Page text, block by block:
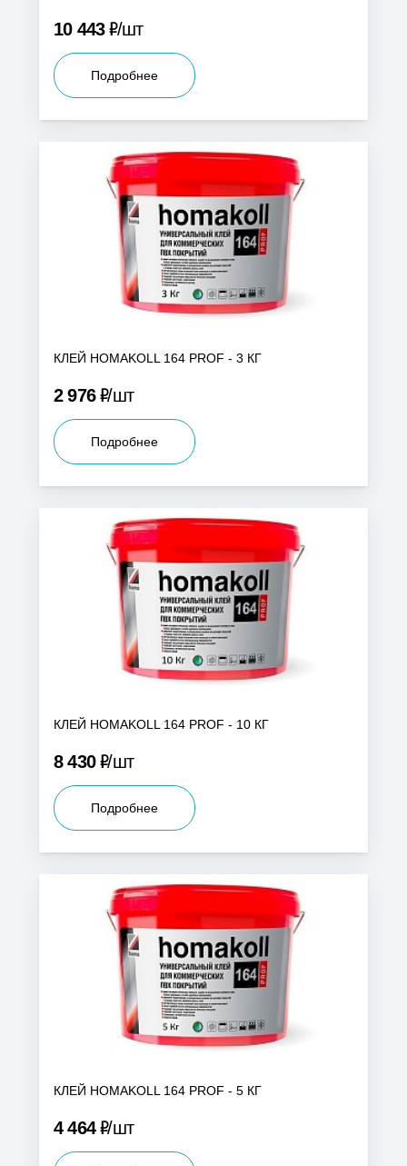
10 443Р шт
Подробнее
КЛЕЙ HOMAKOLL 164 PROF - 3 КГ
2 976Р шт
Подробнее
КЛЕЙ HOMAKOLL 164 PROF - 10 КГ
8 430Р шт
Подробнее
КЛЕЙ HOMAKOLL 164 PROF - 5 КГ
4 464Р шт